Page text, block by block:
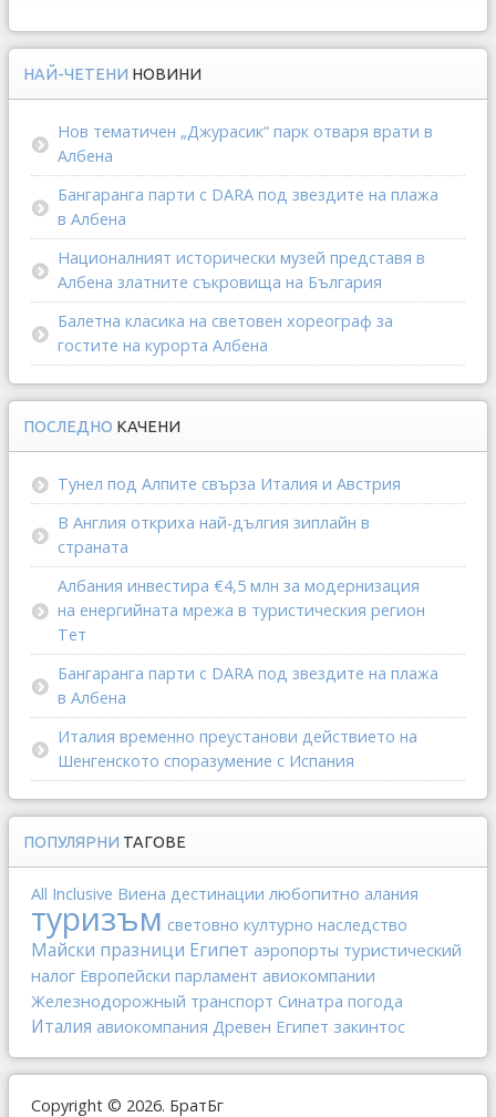
НАЙ-ЧЕТЕНИ НОВИНИ
Нов тематичен „Джурасик“ парк отваря врати в
Албена
Бангаранга парти с DARA под звездите на плажа
в Албена
Националният исторически музей представя в
Албена златните съкровища на България
Балетна класика на световен хореограф за
гостите на курорта Албена
ПОСЛЕДНО КАЧЕНИ
Тунел под Алпите свърза Италия и Австрия
В Англия откриха най-дългия зиплайн в
страната
Албания инвестира €4,5 млн за модернизация
на енергийната мрежа в туристическия регион
Тет
Бангаранга парти с DARA под звездите на плажа
в Албена
Италия временно преустанови действието на
Шенгенското споразумение с Испания
ПОПУЛЯРНИ ТАГОВЕ
All Inclusive Виена дестинации любопитно алания
туризъм световно културно наследство
Майски празници Египет аэропорты туристический
налог Европейски парламент авиокомпании
Железнодорожный транспорт Синатра погода
Италия авиокомпания Древен Египет закинтос
Copyright © 2026. БратБг